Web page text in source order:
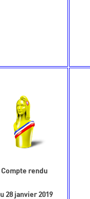
Compte rendu
28 janvier 2019